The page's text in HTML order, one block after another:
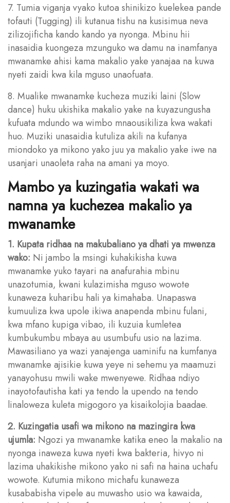
7. Tumia viganja vyako kutoa shinikizo kuelekea pande
tofauti (Tugging) ili kutanua tishu na kusisimua neva
zilizojificha kando kando ya nyonga. Mbinu hii
inasaidia kuongeza mzunguko wa damu na inamfanya
mwanamke ahisi kama makalio yake yanajaa na kuwa
nyeti zaidi kwa kila mguso unaofuata.
8. Mualike mwanamke kucheza muziki laini (Slow
dance) huku ukishika makalio yake na kuyazungusha
kufuata mdundo wa wimbo mnaousikiliza kwa wakati
huo. Muziki unasaidia kutuliza akili na kufanya
miondoko ya mikono yako juu ya makalio yake iwe na
usanjari unaoleta raha na amani ya moyo.
Mambo ya kuzingatia wakati wa
namna ya kuchezea makalio ya
mwanamke
1. Kupata ridhaa na makubaliano ya dhati ya mwenza
wako: Ni jambo la msingi kuhakikisha kuwa
mwanamke yuko tayari na anafurahia mbinu
unazotumia, kwani kulazimisha mguso wowote
kunaweza kuharibu hali ya kimahaba. Unapaswa
kumuuliza kwa upole ikiwa anapenda mbinu fulani,
kwa mfano kupiga vibao, ili kuzuia kumletea
kumbukumbu mbaya au usumbufu usio na lazima.
Mawasiliano ya wazi yanajenga uaminifu na kumfanya
mwanamke ajisikie kuwa yeye ni sehemu ya maamuzi
yanayohusu mwili wake mwenyewe. Ridhaa ndiyo
inayotofautisha kati ya tendo la upendo na tendo
linaloweza kuleta migogoro ya kisaikolojia baadae.
2. Kuzingatia usafi wa mikono na mazingira kwa
ujumla: Ngozi ya mwanamke katika eneo la makalio na
nyonga inaweza kuwa nyeti kwa bakteria, hivyo ni
lazima uhakikishe mikono yako ni safi na haina uchafu
wowote. Kutumia mikono michafu kunaweza
kusababisha vipele au muwasho usio wa kawaida,